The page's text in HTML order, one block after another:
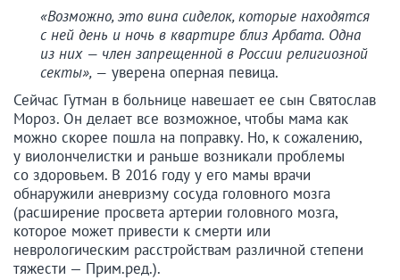
«Возможно, это вина сиделок, которые находятся
с ней день и ночь в квартире близ Арбата. Одна
из них — член запрещенной в России религиозной
секты», — уверена оперная певица.
Сейчас Гутман в больнице навешает ее сын Святослав
Мороз. Он делает все возможное, чтобы мама как
можно скорее пошла на поправку. Но, к сожалению,
у виолончелистки и раньше возникали проблемы
со здоровьем. В 2016 году у его мамы врачи
обнаружили аневризму сосуда головного мозга
(расширение просвета артерии головного мозга,
которое может привести к смерти или
неврологическим расстройствам различной степени
тяжести — Прим.ред.).